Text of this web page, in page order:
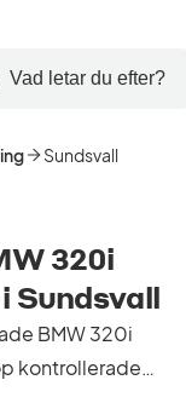
Logga
in
Sundsvall
320i
Sundsvall
BMW 320i
kontrollerade